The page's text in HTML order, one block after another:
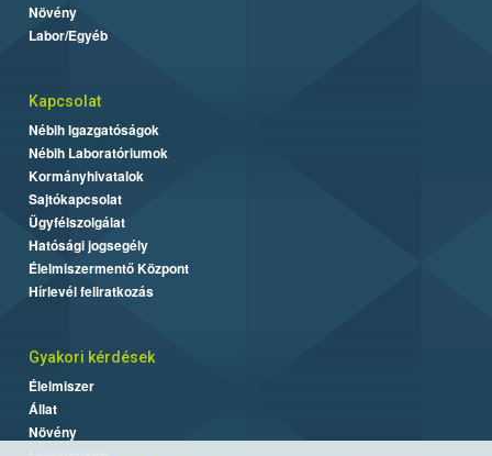
Növény
Labor/Egyéb
Kapcsolat
Nébih Igazgatóságok
Nébih Laboratóriumok
Kormányhivatalok
Sajtókapcsolat
Ügyfélszolgálat
Hatósági jogsegély
Élelmiszermentő Központ
Hírlevél feliratkozás
Gyakori kérdések
Élelmiszer
Állat
Növény